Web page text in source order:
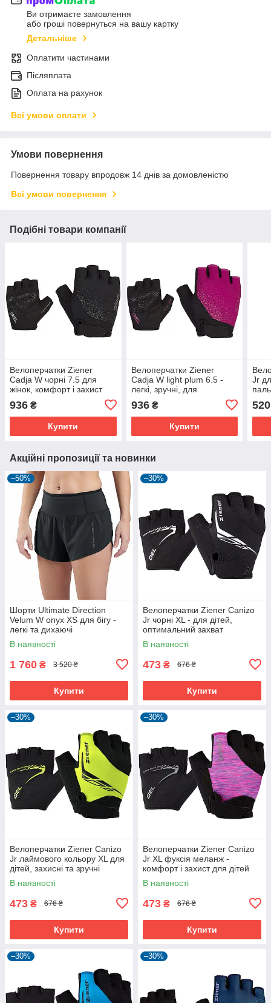
Ви отримаєте замовлення
або гроші повернуться на вашу картку
Детальніше
Оплатити частинами
Післяплата
Оплата на рахунок
Всі умови оплати
Умови повернення
Повернення товару впродовж 14 днів за домовленістю
Всі умови повернення
Подібні товари компанії
Велоперчатки Ziener
Cadja W чорні 7.5 для
жінок, комфорт і захист
936 ₴
Купити
Велоперчатки Ziener
Cadja W light plum 6.5 -
легкі, зручні, для
936₴
Купити
Jr
520
Акційні пропозиції та новинки
–50%
Шорти Ultimate Direction
Velum W onyx XS для бігу -
легкі та дихаючі
В наявності
1 760 ₴ 3 520 ₴
Купити
–30%
Велоперчатки Ziener Canizo
Jr чорні XL - для дітей,
оптимальний захват
В наявності
473 ₴ 676 ₴
Купити
–30%
Велоперчатки Ziener Canizo
Jr лаймового кольору XL для
дітей, захисні та зручні
В наявності
473 ₴ 676 ₴
Купити
–30%
Велоперчатки Ziener Canizo
Jr XL фуксія меланж -
комфорт і захист для дітей
В наявності
473 ₴ 676 ₴
Купити
–30% –30%